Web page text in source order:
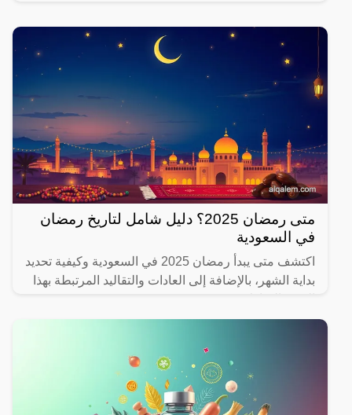
متى رمضان 2025؟ دليل شامل لتاريخ رمضان
في السعودية
اكتشف متى يبدأ رمضان 2025 في السعودية وكيفية تحديد
بداية الشهر، بالإضافة إلى العادات والتقاليد المرتبطة بهذا